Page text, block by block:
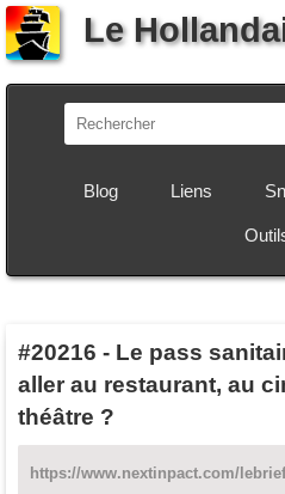
Le
Blog Liens
#20216 - Le pass
aller au restaurant, au
théâtre ?
https://www.nextinpact.com/